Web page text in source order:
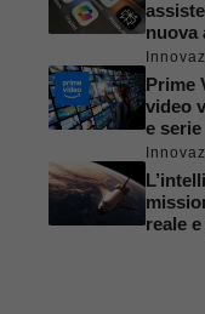
nuova
Prime
video
e serie
reale